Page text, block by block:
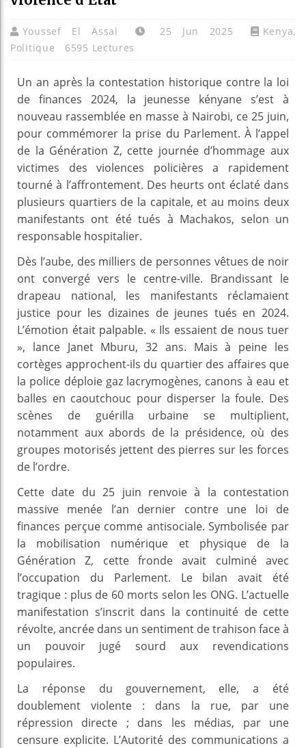
Youssef El Assal 25 Jun 2025 Kenya,
Politique
6595 Lectures
Un an après la contestation historique contre la loi
de finances 2024, la jeunesse kényane s’est à
nouveau rassemblée en masse à Nairobi, ce 25 juin,
pour commémorer la prise du Parlement. À l’appel
de la Génération Z, cette journée d’hommage aux
victimes des violences policières a rapidement
tourné à l’affrontement. Des heurts ont éclaté dans
plusieurs quartiers de la capitale, et au moins deux
manifestants ont été tués à Machakos, selon un
responsable hospitalier.
Dès l’aube, des milliers de personnes vêtues de noir
ont convergé vers le centre-ville. Brandissant le
drapeau national, les manifestants réclamaient
justice pour les dizaines de jeunes tués en 2024.
L’émotion était palpable. « Ils essaient de nous tuer
», lance Janet Mburu, 32 ans. Mais à peine les
cortèges approchent-ils du quartier des affaires que
la police déploie gaz lacrymogènes, canons à eau et
balles en caoutchouc pour disperser la foule. Des
scènes de guérilla urbaine se multiplient,
notamment aux abords de la présidence, où des
groupes motorisés jettent des pierres sur les forces
de l’ordre.
Cette date du 25 juin renvoie à la contestation
massive menée l’an dernier contre une loi de
finances perçue comme antisociale. Symbolisée par
la mobilisation numérique et physique de la
Génération Z, cette fronde avait culminé avec
l’occupation du Parlement. Le bilan avait été
tragique : plus de 60 morts selon les ONG. L’actuelle
manifestation s’inscrit dans la continuité de cette
révolte, ancrée dans un sentiment de trahison face à
un pouvoir jugé sourd aux revendications
populaires.
La réponse du gouvernement, elle, a été
doublement violente : dans la rue, par une
répression directe ; dans les médias, par une
censure explicite. L’Autorité des communications a